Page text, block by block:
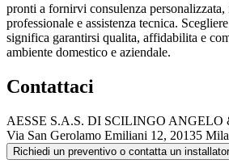
pronti a fornirvi consulenza personalizzata,
professionale e assistenza tecnica.
significa garantirsi qualita, affidabilita e
ambiente domestico e aziendale.
Contattaci
AESSE S.A.S. DI SCILINGO ANGELO
Via San Gerolamo Emiliani 12, 20135
Richiedi un preventivo o contatta un